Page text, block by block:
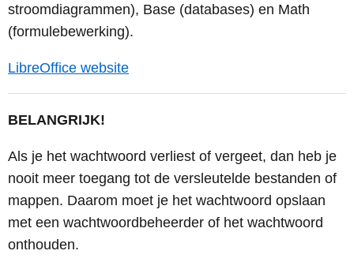
stroomdiagrammen), Base (databases) en Math
(formulebewerking).
LibreOffice website
BELANGRIJK!
Als je het wachtwoord verliest of vergeet, dan heb je
nooit meer toegang tot de versleutelde bestanden of
mappen. Daarom moet je het wachtwoord opslaan
met een wachtwoordbeheerder of het wachtwoord
onthouden.